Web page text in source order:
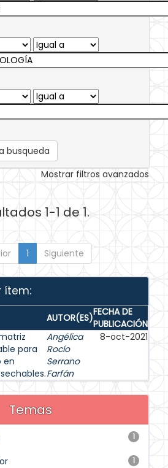
busqueda
Mostrar filtros avanzados
1-1 de 1.
1 Siguiente
ítem:
AUTOR(ES)FECHA DE
PUBLICACIÓN
para
en
Angélica
Rocío
Serrano
Farfán
8-oct-2021
Temas
1
1